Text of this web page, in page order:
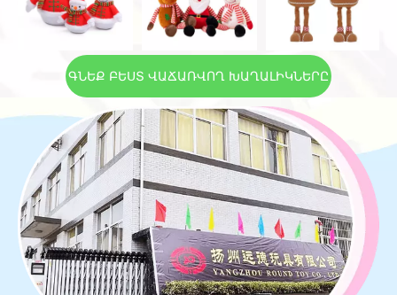
ԳՆԵՔ ԲԵՍՏ ՎԱՃԱՌՎՈՂ ԽԱՂԱԼԻԿՆԵՐԸ
ՀԻՄԱ